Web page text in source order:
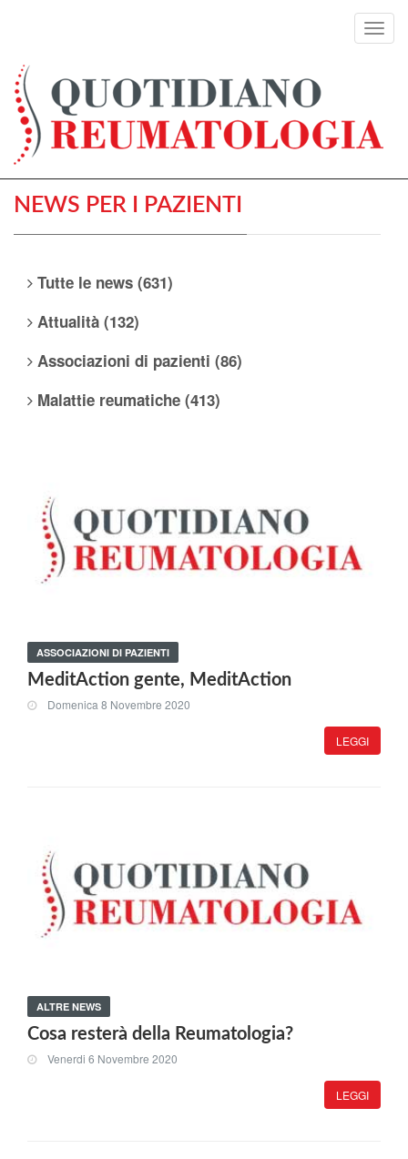
NEWS PER I PAZIENTI
Tutte le news (631)
Attualità (132)
Associazioni di pazienti (86)
Malattie reumatiche (413)
ASSOCIAZIONI DI PAZIENTI
MeditAction gente, MeditAction
Domenica 8 Novembre 2020
LEGGI
ALTRE NEWS
Cosa resterà della Reumatologia?
Venerdi 6 Novembre 2020
LEGGI